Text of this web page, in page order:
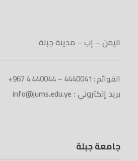
اليمن – إب – مدينة جبلة
القوائم : 4440041 – 440044 4 967+
بريد إلكتروني : info@jums.edu.ye
جامعة جبلة